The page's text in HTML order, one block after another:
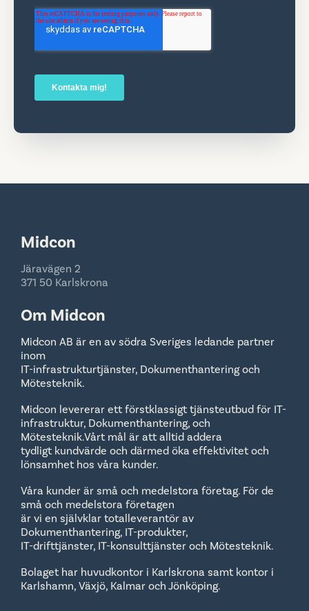
Midcon
Järavägen 2
371 50 Karlskrona
Om Midcon
Midcon AB är en av södra Sveriges ledande partner
inom
IT-infrastrukturtjänster, Dokumenthantering och
Mötesteknik.
Midcon levererar ett förstklassigt tjänsteutbud för IT-
infrastruktur, Dokumenthantering, och
Mötesteknik.Vårt mål är att alltid addera
tydligt kundvärde och därmed öka effektivitet och
lönsamhet hos våra kunder.
Våra kunder är små och medelstora företag. För de
små och medelstora företagen
är vi en självklar totalleverantör av
Dokumenthantering, IT-produkter,
IT-drifttjänster, IT-konsulttjänster och Mötesteknik.
Bolaget har huvudkontor i Karlskrona samt kontor i
Karlshamn, Växjö, Kalmar och Jönköping.